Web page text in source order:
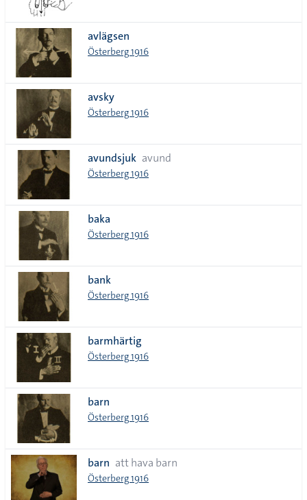
avlägsen
Österberg 1916
avsky
Österberg 1916
avundsjuk avund
Österberg 1916
baka
Österberg 1916
bank
Österberg 1916
barmhärtig
Österberg 1916
barn
Österberg 1916
barn att hava barn
Österberg 1916